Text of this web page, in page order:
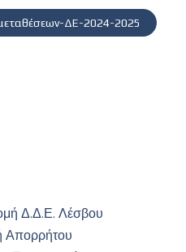
ΔΕ-2024-2025
Δ.Δ.Ε. Λέσβου
Απορρήτου